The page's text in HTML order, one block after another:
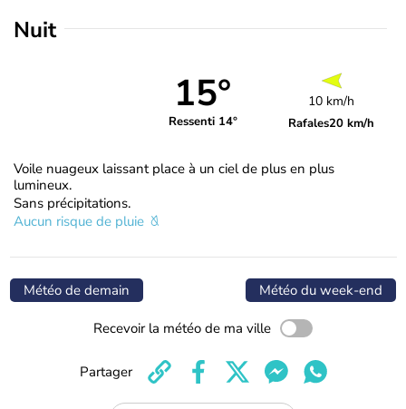
Nuit
15°
Ressenti 14°
10 km/h
Rafales20 km/h
Voile nuageux laissant place à un ciel de plus en plus
lumineux.
Sans précipitations.
Aucun risque de pluie
Météo de demain Météo du week-end
Recevoir la météo de ma ville
Partager